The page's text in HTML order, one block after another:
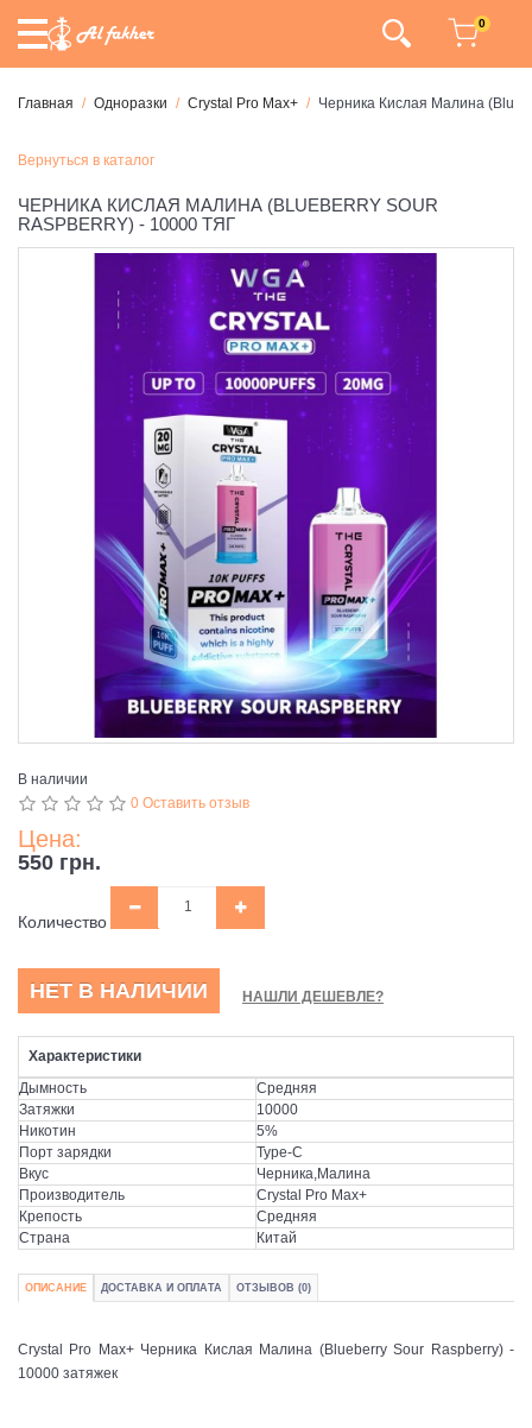
0
Главная Одноразки Crystal Pro Max+ Черника Кислая Малина
Вернуться в каталог
ЧЕРНИКА КИСЛАЯ МАЛИНА (BLUEBERRY SOUR
RASPBERRY) - 10000 ТЯГ
В наличии
0 Оставить отзыв
Цена:
550 грн.
Количество
НЕТ В НАЛИЧИИ НАШЛИ ДЕШЕВЛЕ?
Характеристики
Дымность
Средняя
Затяжки
10000
Никотин
5%
Порт зарядки
Type-C
Вкус
Черника,Малина
Производитель
Crystal Pro Max+
Крепость
Средняя
Страна
Китай
ОПИСАНИЕ ДОСТАВКА И ОПЛАТА ОТЗЫВОВ (0)
Crystal Pro Max+ Черника Кислая Малина (Blueberry Sour Raspberry) -
10000 затяжек